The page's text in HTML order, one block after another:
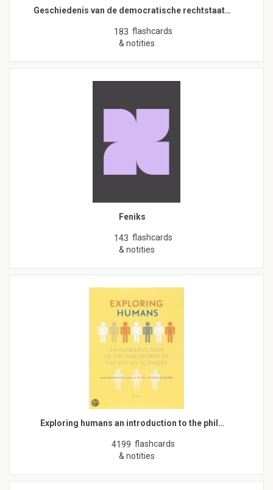
Geschiedenis van de democratische rechtstaat…
183 flashcards
& notities
Feniks
143 flashcards
& notities
Exploring humans an introduction to the phil…
4199 flashcards
& notities